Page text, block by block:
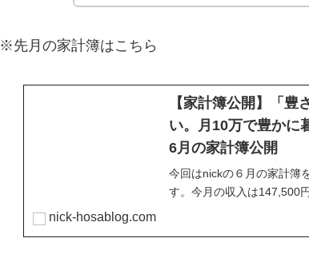
※先月の家計簿はこちら
【家計簿公開】「豊
い。月10万で豊かに
6月の家計簿公開
今回はnickの６月の家計簿
す。今月の収入は147,500
67,000円でした。先日「
nick-hosablog.com